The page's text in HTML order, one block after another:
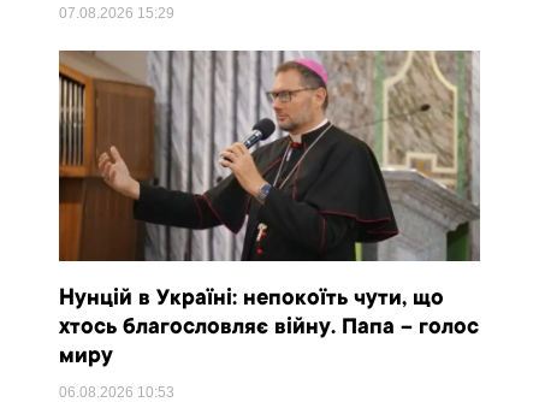
07.08.2026 15:29
Нунцій в Україні: непокоїть чути, що
хтось благословляє війну. Папа – голос
миру
06.08.2026 10:53